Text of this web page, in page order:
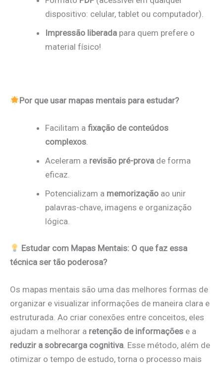
dispositivo: celular, tablet ou computador).
Impressão liberada para quem prefere o
material físico!
Por que usar mapas mentais para estudar?
Facilitam a fixação de conteúdos
complexos.
Aceleram a revisão pré-prova de forma
eficaz.
Potencializam a memorização ao unir
palavras-chave, imagens e organização
lógica.
Estudar com Mapas Mentais: O que faz essa
técnica ser tão poderosa?
Os mapas mentais são uma das melhores formas de
organizar e visualizar informações de maneira clara e
estruturada. Ao criar conexões entre conceitos, eles
ajudam a melhorar a retenção de informações e a
reduzir a sobrecarga cognitiva. Esse método, além de
otimizar o tempo de estudo, torna o processo mais